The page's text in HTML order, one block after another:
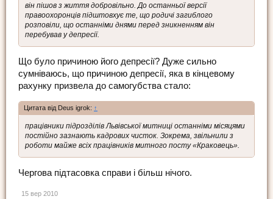
він пішов з життя добровільно. До останньої версії
правоохоронців підштовхує те, що родичі загиблого
розповіли, що останніми днями перед зникненням він
перебував у депресії.
Що було причиною його депресії? Дуже сильно
сумніваюсь, що причиною депресії, яка в кінцевому
рахунку призвела до самогубства стало:
Цитата від Deus igrok: ↑
працівники підрозділів Львівської митниці останніми місяцями
постійно зазнають кадрових чисток. Зокрема, звільнили з
роботи майже всіх працівників митного посту «Краковець».
Чергова підтасовка справи і більш нічого.
15 вер 2010